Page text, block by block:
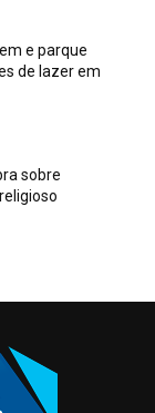
e parque
de lazer em
sobre